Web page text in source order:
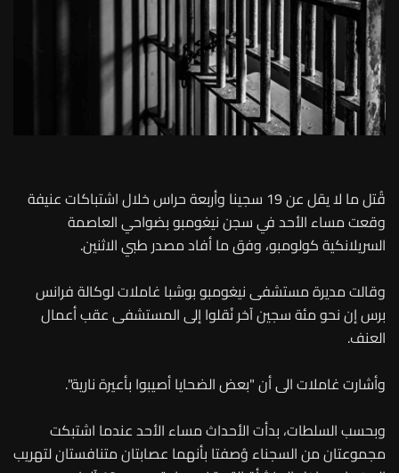
قُتل ما لا يقل عن 19 سجينا وأربعة حراس خلال اشتباكات عنيفة
وقعت مساء الأحد في سجن نيغومبو بضواحي العاصمة
السريلانكية كولومبو، وفق ما أفاد مصدر طبي الاثنين.
وقالت مديرة مستشفى نيغومبو بوشبا غاملات لوكالة فرانس
برس إن نحو مئة سجين آخر نُقلوا إلى المستشفى عقب أعمال
العنف.
وأشارت غاملات الى أن "بعض الضحايا أصيبوا بأعيرة نارية".
وبحسب السلطات، بدأت الأحداث مساء الأحد عندما اشتبكت
مجموعتان من السجناء وُصفتا بأنهما عصابتان متنافستان لتهريب